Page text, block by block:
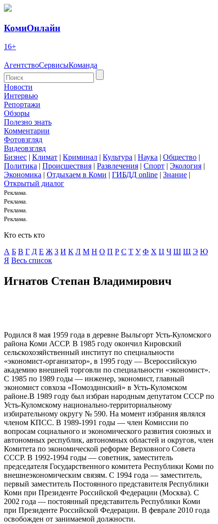
КомиОнлайн
16+
АгентствоСервисыКоманда
Новости
Интервью
Репортажи
Обзоры
Полезно знать
Комментарии
Фотовзгляд
Видеовзгляд
Бизнес | Климат | Криминал | Культура | Наука | Общество |
Политика | Происшествия | Развлечения | Спорт | Экология |
Экономика | Отдыхаем в Коми | ГИБДД online | Знание |
Открытый диалог
Реклама.
Реклама.
Реклама.
Реклама.
Кто есть кто
А Б В Г Д E Ж З И К Л М Н О П Р С Т У Ф Х Ц Ч Ш Щ Э Ю
Я Весь список
Игнатов Степан Владимирович
Родился 8 мая 1959 года в деревне Выльгорт Усть-Куломского
района Коми АССР. В 1985 году окончил Кировский
сельскохозяйственный институт по специальности
«экономист-организатор», в 1995 году — Всероссийскую
академию внешней торговли по специальности «экономист».
С 1985 по 1989 годы — инженер, экономист, главный
экономист совхоза «Помоздинский» в Усть-Куломском
районе.В 1989 году был избран народным депутатом СССР по
Усть-Куломскому национально-территориальному
избирательному округу № 590. На момент избрания являлся
членом КПСС. В 1989-1991 годы — член Комиссии по
вопросам социального и экономического развития союзных и
автономных республик, автономных областей и округов, член
Комитета по экономической реформе Верховного Совета
СССР. В 1992-1994 годы — советник, заместитель
председателя Государственного комитета Республики Коми по
внешнеэкономическим связям. С 1994 года — заместитель,
первый заместитель Постоянного представителя Республики
Коми при Президенте Российской Федерации (Москва). С
2002 года — постоянный представитель Республики Коми
при Президенте Российской Федерации. В феврале 2010 года
освобожден от занимаемой должности.